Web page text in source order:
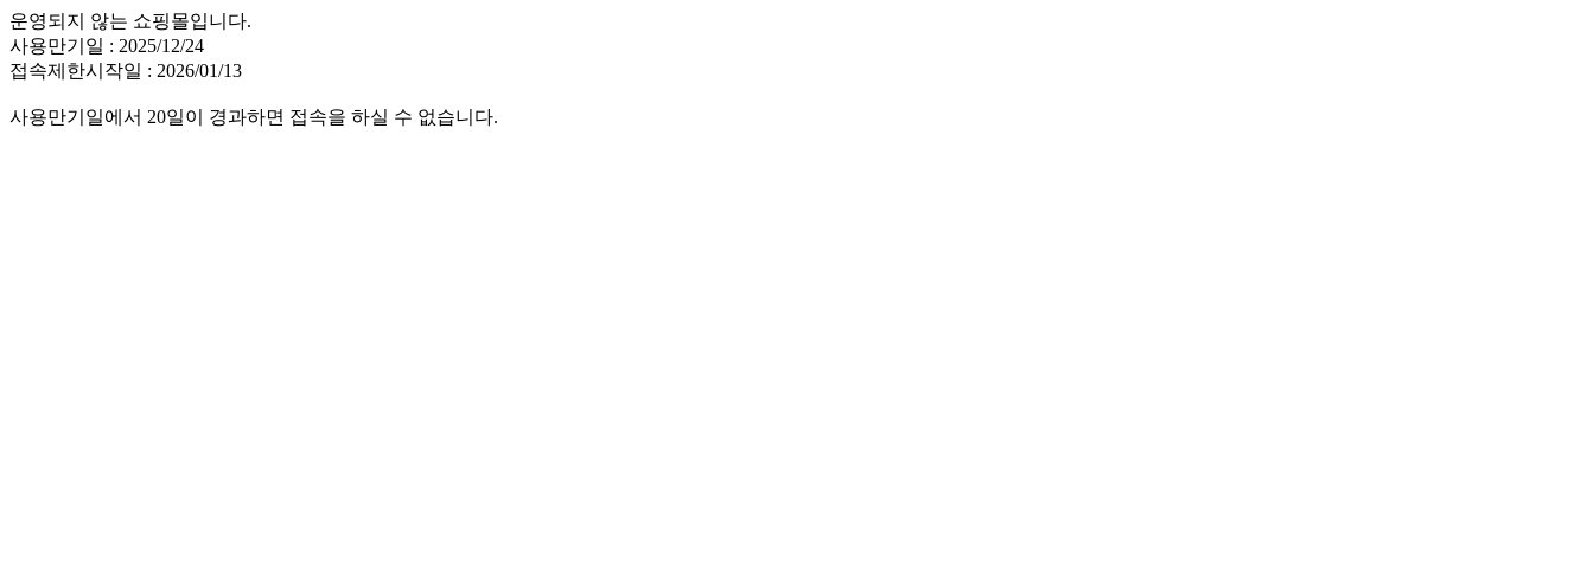
운영되지 않는 쇼핑몰입니다.
사용만기일 : 2025/12/24
접속제한시작일 : 2026/01/13
사용만기일에서 20일이 경과하면 접속을 하실 수 없습니다.